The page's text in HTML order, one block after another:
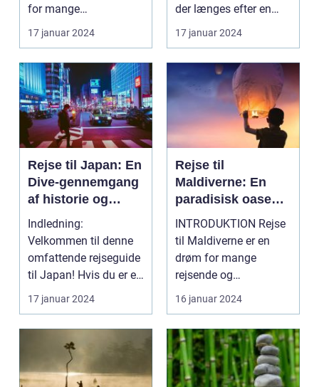
for mange
eventyrlystne rejsende,
der søg...
17 januar 2024
der længes efter en
unik og berigende
opleve...
17 januar 2024
Rejse til Japan: En
Dive-gennemgang
af historie og
forberedelse
Indledning:
Velkommen til denne
omfattende rejseguide
til Japan! Hvis du er en
eventyrlysten og
nysg...
17 januar 2024
Rejse til
Maldiverne: En
paradisisk oase
for rejsende
eventyrlystne
INTRODUKTION Rejse
til Maldiverne er en
drøm for mange
rejsende og
eventyrlystne sjæle.
Dette unikk...
16 januar 2024